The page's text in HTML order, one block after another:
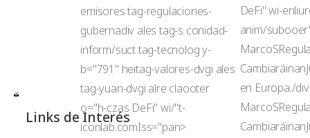
Links de Interés
emisores tag-regulaciones-
gubernadiv ales tag-s conidad-
inform/suct tag-tecnolog y-
b="791" heitag-valores-dvgi ales
tag-yuan-dvgi alre claooter
o="h-czas DeFi" wi/"t-
iconlab.comIss="pan>
DeFi" wi-
anim/
en Europa./